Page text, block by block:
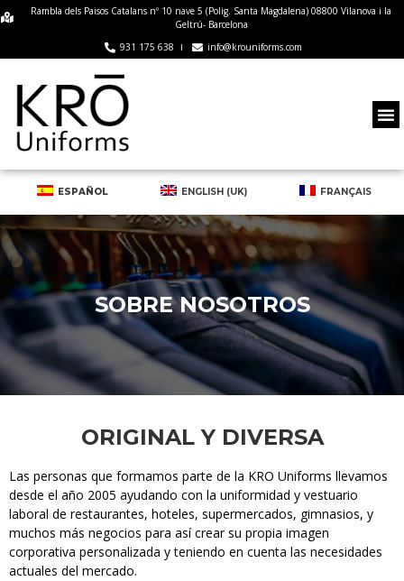
Rambla dels Paisos Catalans nº 10 nave 5 (Polig. Santa Magdalena) 08800 Vilanova i la
Geltrú- Barcelona
931 175 638
info@krouniforms.com
ESPAÑOL ENGLISH (UK) FRANÇAIS
SOBRE NOSOTROS
ORIGINAL Y DIVERSA
Las personas que ​formamos parte de la KRO Uniforms llevamos
desde el año 2005 ayudando con la uniformidad y vestuario
laboral de restaurantes, hoteles, supermercados, gimnasios, y
muchos más negocios para​ así crear ​su propia imagen
corporativa personalizada y teniendo en cuenta las necesidades
actuales​ del mercado​.